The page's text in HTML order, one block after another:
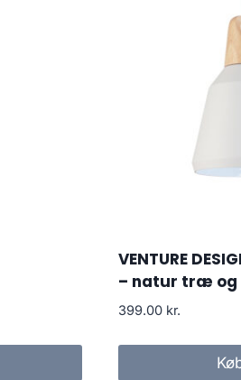
VENTURE
– natur træ og
399.00 kr.